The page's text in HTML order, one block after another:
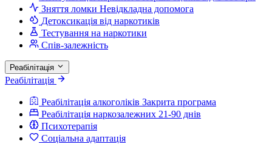
Зняття ломки Невідкладна допомога
Детоксикація від наркотиків
Тестування на наркотики
Спів-залежність
Реабілітація
Реабілітація
Реабілітація алкоголіків Закрита програма
Реабілітація наркозалежних 21-90 днів
Психотерапія
Соціальна адаптація